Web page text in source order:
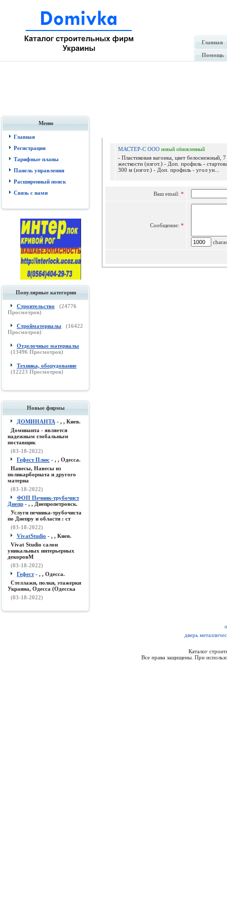
Главная
Помощь
Меню
Главная
Регистрация
Тарифные планы
Панель управления
Расширенный поиск
Связь с нами
Популярные категории
Строительство (24776
Просмотров)
Стройматериалы (16422
Просмотров)
Отделочные материалы
(13496 Просмотров)
Техника, оборудование
(12223 Просмотров)
Новые фирмы
ДОМИНАНТА - , , Киев.
Доминанта - является
надежным глобальным
поставщик
(03-18-2022)
Гефест Плюс - , , Одесса.
Навесы, Навесы из
поликарборната и другого
материа
(03-18-2022)
ФОП Печник-трубочист
Днепр - , , Днепропетровск.
Услуги печника-трубочиста
по Днепру и области : ст
(03-18-2022)
VivatStudio - , , Киев.
Vivat Studio салон
уникальных интерьерных
декоровМ
(03-18-2022)
Гефест- , , Одесса.
Стеллажи, полки, этажерки
Украина, Одесса (Одесска
(03-18-2022)
МАСТЕР-С ООО новый обновленный
- Пластиковая вагонка, цвет белоснежный, 7
жесткости (изгот.) - Доп. профиль -
300 м (изгот.) - Доп. профиль - угол ун...
Ваш email: *
Сообщение: *
дверь
Каталог
Все права защищены. При